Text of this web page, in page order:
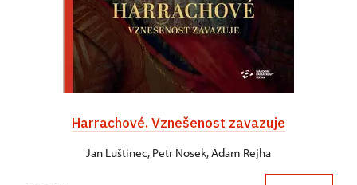
Harrachové. Vznešenost zavazuje
Jan Luštinec, Petr Nosek, Adam Rejha